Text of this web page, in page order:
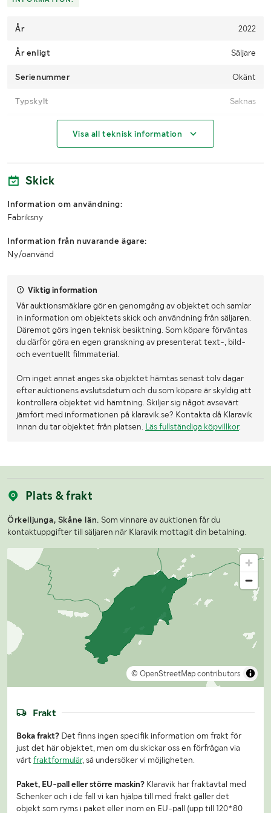
År 2022
År enligt Säljare
Serienummer Okänt
Typskylt Saknas
Användarmanual Ja, medföljer
MÅTT OCH VIKT:
Övriga
mått
Innedelen 81.7x30.6x24.4cm Ytterdelen
Visa all teknisk information
Skick
Information om användning:
Fabriksny
Information från nuvarande ägare:
Ny/oanvänd
Viktig information
Vår auktionsmäklare gör en genomgång av objektet och samlar
in information om objektets skick och användning från säljaren.
Däremot görs ingen teknisk besiktning. Som köpare förväntas
du därför göra en egen granskning av presenterat text-, bild-
och eventuellt filmmaterial.
Om inget annat anges ska objektet hämtas senast tolv dagar
efter auktionens avslutsdatum och du som köpare är skyldig att
kontrollera objektet vid hämtning. Skiljer sig något avsevärt
jämfört med informationen på klaravik.se? Kontakta då Klaravik
innan du tar objektet från platsen. Läs fullständiga köpvillkor.
Plats & frakt
Örkelljunga, Skåne län. Som vinnare av auktionen får du
kontaktuppgifter till säljaren när Klaravik mottagit din betalning.
© OpenStreetMap contributors
Frakt
Boka frakt? Det finns ingen specifik information om frakt för
just det här objektet, men om du skickar oss en förfrågan via
vårt fraktformulär, så undersöker vi möjligheten.
Paket, EU-pall eller större maskin? Klaravik har fraktavtal med
Schenker och i de fall vi kan hjälpa till med frakt gäller det
objekt som ryms i paket eller inom en EU-pall (upp till 120*80